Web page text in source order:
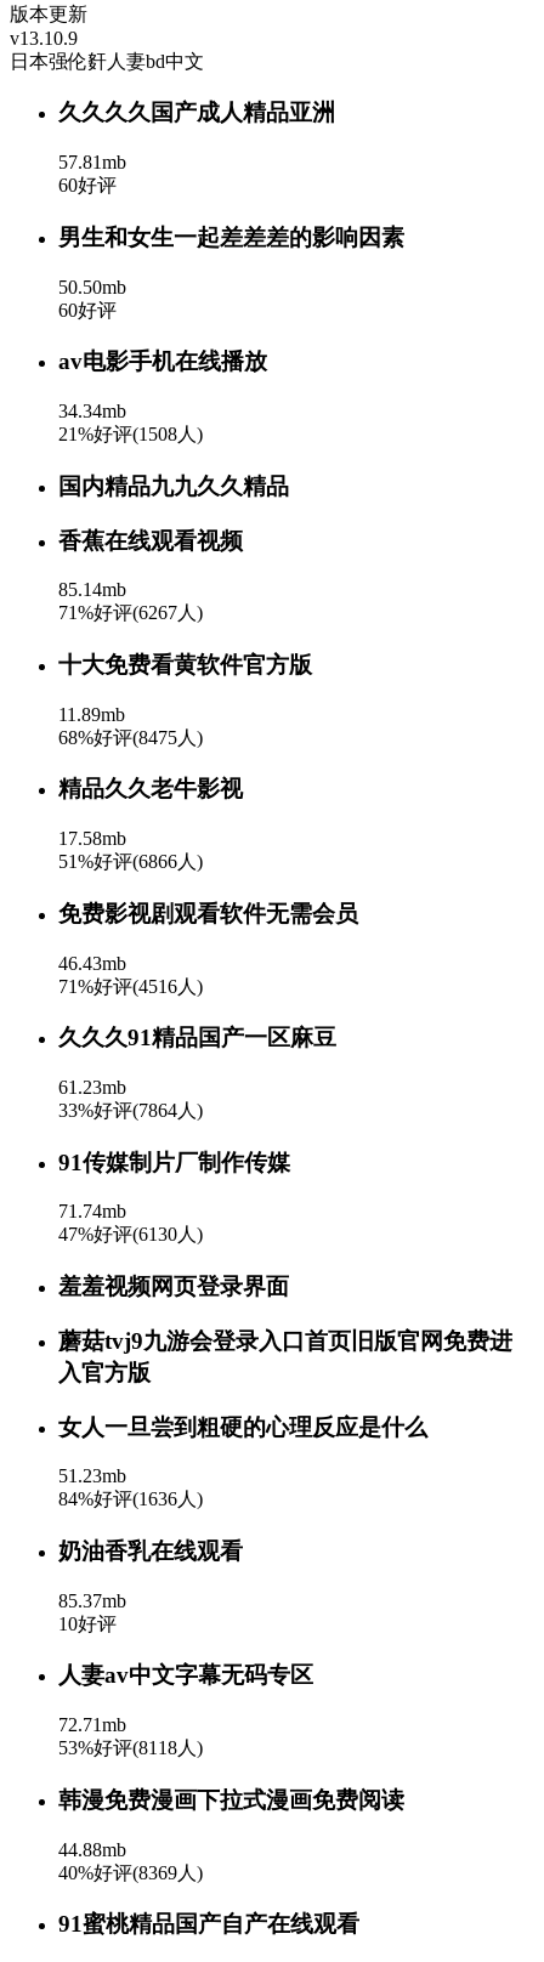
版本更新
v13.10.9
日本强伦姧人妻bd中文
久久久久国产成人精品亚洲
57.81mb
60好评
男生和女生一起差差差的影响因素
50.50mb
60好评
av电影手机在线播放
34.34mb
21%好评(1508人)
国内精品九九久久精品
香蕉在线观看视频
85.14mb
71%好评(6267人)
十大免费看黄软件官方版
11.89mb
68%好评(8475人)
精品久久老牛影视
17.58mb
51%好评(6866人)
免费影视剧观看软件无需会员
46.43mb
71%好评(4516人)
久久久91精品国产一区麻豆
61.23mb
33%好评(7864人)
91传媒制片厂制作传媒
71.74mb
47%好评(6130人)
羞羞视频网页登录界面
蘑菇tvj9九游会登录入口首页旧版官网免费进
入官方版
女人一旦尝到粗硬的心理反应是什么
51.23mb
84%好评(1636人)
奶油香乳在线观看
85.37mb
10好评
人妻av中文字幕无码专区
72.71mb
53%好评(8118人)
韩漫免费漫画下拉式漫画免费阅读
44.88mb
40%好评(8369人)
91蜜桃精品国产自产在线观看